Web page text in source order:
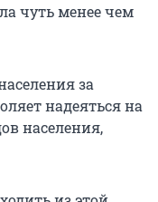
чуть менее чем
за
надеяться на
населения,